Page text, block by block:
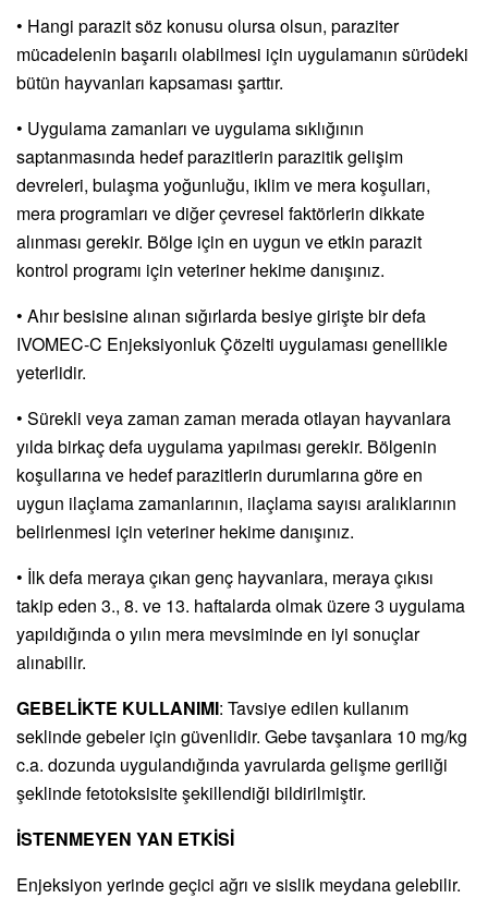
• Hangi parazit söz konusu olursa olsun, paraziter
mücadelenin başarılı olabilmesi için uygulamanın sürüdeki
bütün hayvanları kapsaması şarttır.
• Uygulama zamanları ve uygulama sıklığının
saptanmasında hedef parazitlerin parazitik gelişim
devreleri, bulaşma yoğunluğu, iklim ve mera koşulları,
mera programları ve diğer çevresel faktörlerin dikkate
alınması gerekir. Bölge için en uygun ve etkin parazit
kontrol programı için veteriner hekime danışınız.
• Ahır besisine alınan sığırlarda besiye girişte bir defa
IVOMEC-C Enjeksiyonluk Çözelti uygulaması genellikle
yeterlidir.
• Sürekli veya zaman zaman merada otlayan hayvanlara
yılda birkaç defa uygulama yapılması gerekir. Bölgenin
koşullarına ve hedef parazitlerin durumlarına göre en
uygun ilaçlama zamanlarının, ilaçlama sayısı aralıklarının
belirlenmesi için veteriner hekime danışınız.
• İlk defa meraya çıkan genç hayvanlara, meraya çıkısı
takip eden 3., 8. ve 13. haftalarda olmak üzere 3 uygulama
yapıldığında o yılın mera mevsiminde en iyi sonuçlar
alınabilir.
GEBELİKTE KULLANIMI: Tavsiye edilen kullanım
seklinde gebeler için güvenlidir. Gebe tavşanlara 10 mg/kg
c.a. dozunda uygulandığında yavrularda gelişme geriliği
şeklinde fetotoksisite şekillendiği bildirilmiştir.
İSTENMEYEN YAN ETKİSİ
Enjeksiyon yerinde geçici ağrı ve sislik meydana gelebilir.